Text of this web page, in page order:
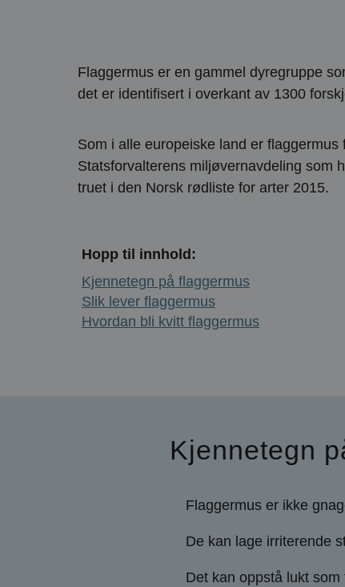
Flaggermus er en gammel dyregruppe
det er identifisert i overkant av 1300
Som i alle europeiske land er
Statsforvalterens miljøvernavdeling som
truet i den Norsk rødliste for arter 2015.
Hopp til innhold:
Kjennetegn på flaggermus
Slik lever flaggermus
Hvordan bli kvitt flaggermus
Kjennetegn
Flaggermus er ikke
De kan lage irriterende
Det kan oppstå lukt